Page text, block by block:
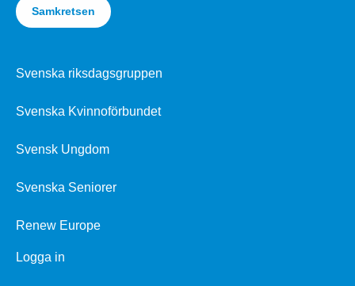
Samkretsen
Svenska riksdagsgruppen
Svenska Kvinnoförbundet
Svensk Ungdom
Svenska Seniorer
Renew Europe
Logga in